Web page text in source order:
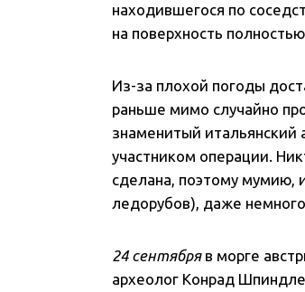
находившегося по
на поверхность
Из-за плохой погоды
раньше мимо случайно
знаменитый итальянский
участником операции.
сделана, поэтому мумию,
ледорубов), даже
24 сентябряв морге
археолог Конрад